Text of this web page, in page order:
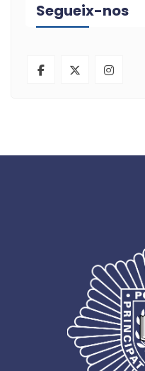
Segueix-nos